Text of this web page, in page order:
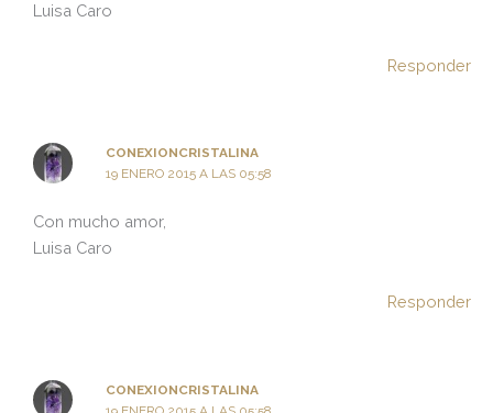
Luisa Caro
Responder
CONEXIONCRISTALINA
19 ENERO 2015 A LAS 05:58
Con mucho amor,
Luisa Caro
Responder
CONEXIONCRISTALINA